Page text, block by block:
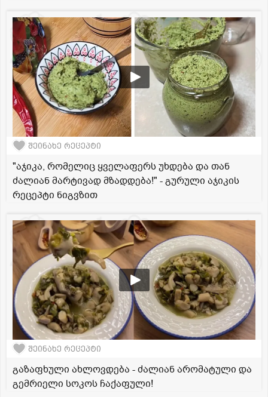
შეინახე რეცეპტი
"აჯიკა, რომელიც ყველაფერს უხდება და თან
ძალიან მარტივად მზადდება!" - გურული აჯიკის
რეცეპტი ნიგვზით
შეინახე რეცეპტი
გაზაფხული ახლოვდება - ძალიან არომატული და
გემრიელი სოკოს ჩაქაფული!